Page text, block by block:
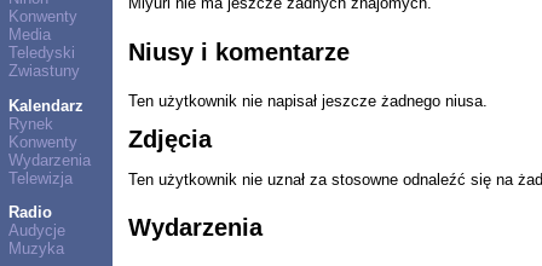
Konwenty
Media
Teledyski
Zwiastuny
Kalendarz
Rynek
Konwenty
Wydarzenia
Telewizja
Radio
Audycje
Muzyka
Niusy i komentarze
Ten użytkownik nie napisał jeszcze żadnego niusa.
Zdjęcia
Ten użytkownik nie uznał za stosowne odnaleźć się na
Wydarzenia